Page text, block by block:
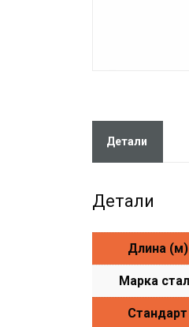
Детали
Детали
Длина (м)
Марка
Стандарт